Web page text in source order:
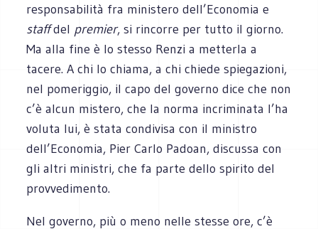
responsabilità fra ministero dell’Economia e
staffdel premier, si rincorre per tutto il giorno.
Ma alla fine è lo stesso Renzi a metterla a
tacere. A chi lo chiama, a chi chiede spiegazioni,
nel pomeriggio, il capo del governo dice che non
c’è alcun mistero, che la norma incriminata l’ha
voluta lui, è stata condivisa con il ministro
dell’Economia, Pier Carlo Padoan, discussa con
gli altri ministri, che fa parte dello spirito del
provvedimento.
Nel governo, più o meno nelle stesse ore, c’è